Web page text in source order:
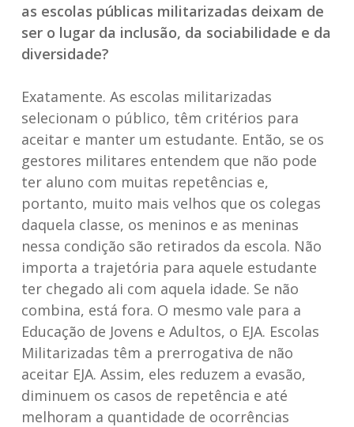
as escolas públicas militarizadas deixam de
ser o lugar da inclusão, da sociabilidade e da
diversidade?
Exatamente. As escolas militarizadas
selecionam o público, têm critérios para
aceitar e manter um estudante. Então, se os
gestores militares entendem que não pode
ter aluno com muitas repetências e,
portanto, muito mais velhos que os colegas
daquela classe, os meninos e as meninas
nessa condição são retirados da escola. Não
importa a trajetória para aquele estudante
ter chegado ali com aquela idade. Se não
combina, está fora. O mesmo vale para a
Educação de Jovens e Adultos, o EJA. Escolas
Militarizadas têm a prerrogativa de não
aceitar EJA. Assim, eles reduzem a evasão,
diminuem os casos de repetência e até
melhoram a quantidade de ocorrências